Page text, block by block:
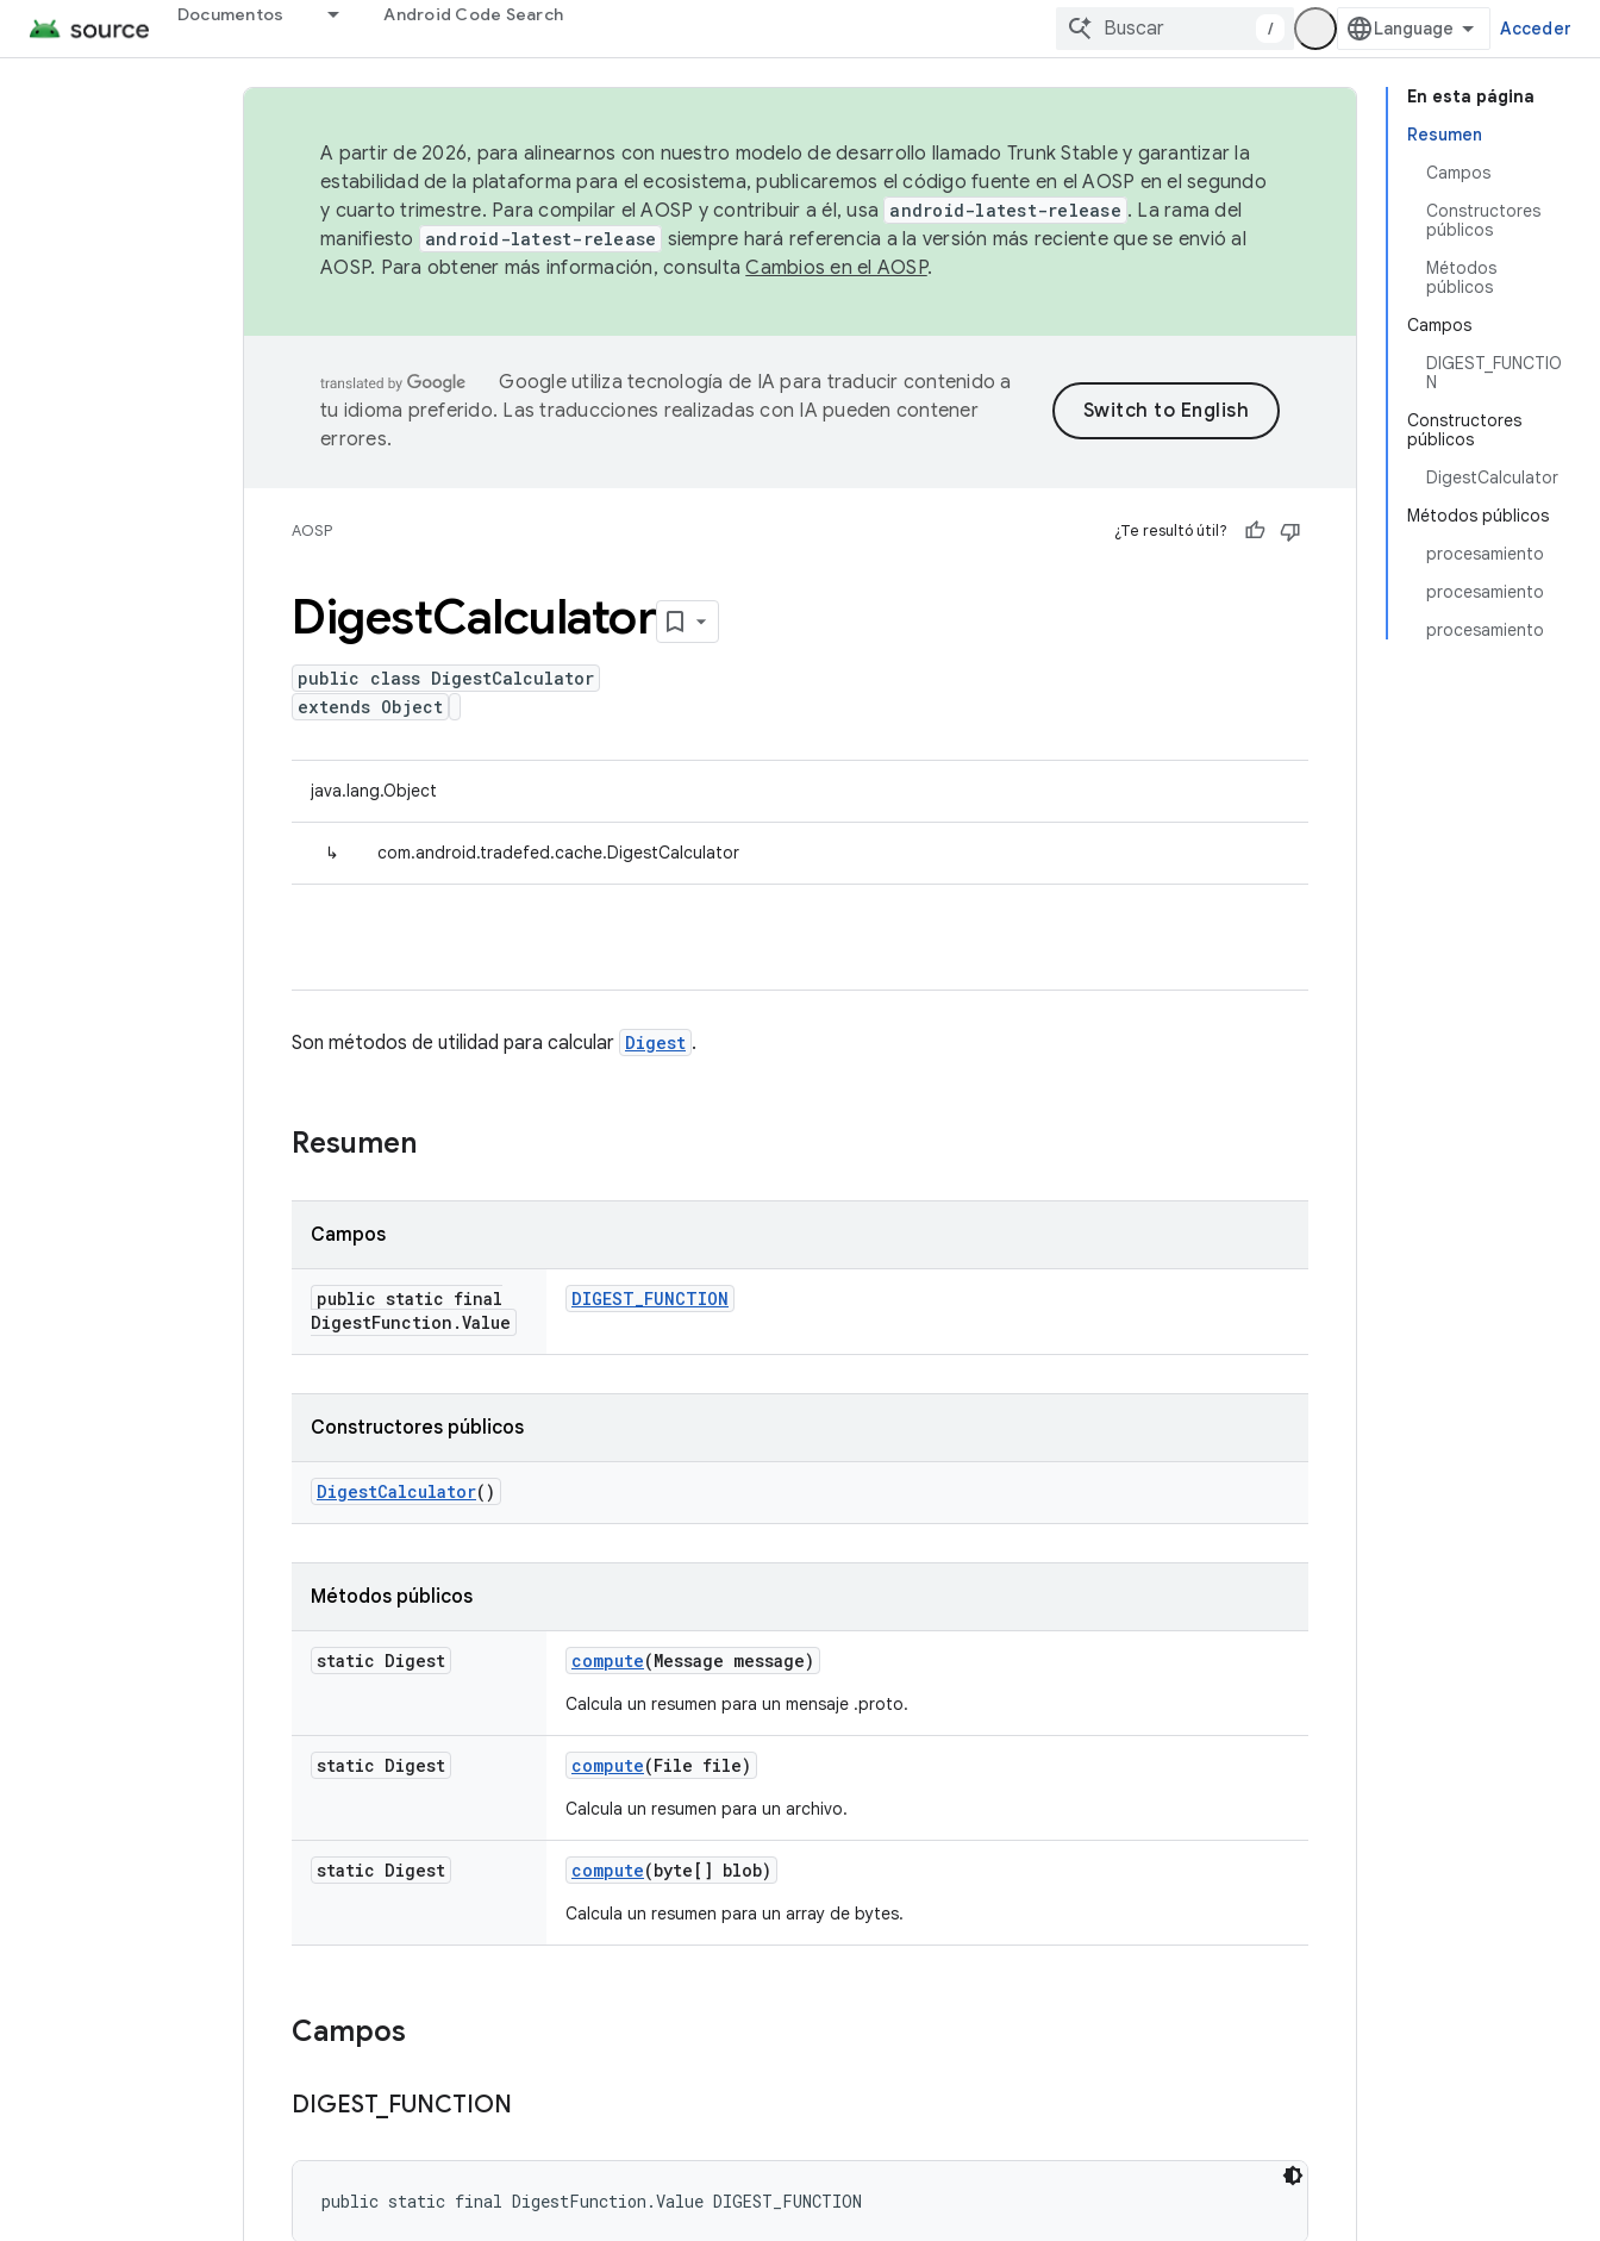
Documentos Android Code Search
/ Acceder
En esta página
Resumen
Campos
Constructores
públicos
Métodos
públicos
Campos
DIGEST_FUNCTIO
N
Constructores
públicos
DigestCalculator
Métodos públicos
procesamiento
procesamiento
procesamiento
A partir de 2026, para alinearnos con nuestro modelo de desarrollo llamado Trunk Stable y garantizar la
estabilidad de la plataforma para el ecosistema, publicaremos el código fuente en el AOSP en el segundo
y cuarto trimestre. Para compilar el AOSP y contribuir a él, usa android-latest-release . La rama del
manifiesto
android-latest-release siempre hará referencia a la versión más reciente que se envió al
AOSP. Para obtener más información, consultaCambios en el AOSP.
Google utiliza tecnología de IA para traducir contenido a
tu idioma preferido. Las traducciones realizadas con IA pueden contener
errores.
AOSP ¿Te resultó útil?
DigestCalculator
public class DigestCalculator
extends Object
java.lang.Object
↳ com.android.tradefed.cache.DigestCalculator
Son métodos de utilidad para calcular Digest .
Resumen
Campos
public static final
DigestFunction .Value
DIGEST_FUNCTION
Constructores públicos
DigestCalculator()
Métodos públicos
static Digest compute(Message message)
Calcula un resumen para un mensaje .proto.
static Digest compute(File file)
Calcula un resumen para un archivo.
static Digest compute(byte[] blob)
Calcula un resumen para un array de bytes.
Campos
DIGEST_ FUNCTION
public static final DigestFunction.Value DIGEST_FUNCTION